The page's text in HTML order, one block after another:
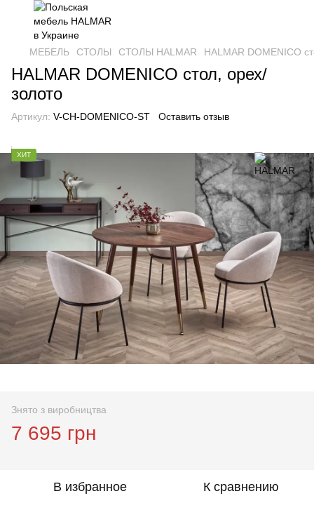
МЕБЕЛЬ СТОЛЫ СТОЛЫ HALMAR HALMAR DOMENICO
HALMAR DOMENICO стол, орех/
золото
Артикул: V-CH-DOMENICO-ST Оставить отзыв
ХИТ
Знято з виробництва
7 695 грн
В избранное К сравнению